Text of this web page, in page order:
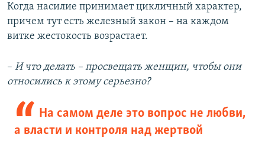
Когда насилие принимает цикличный характер,
причем тут есть железный закон – на каждом
витке жестокость возрастает.
– И что делать – просвещать женщин, чтобы они
относились к этому серьезно?
На самом деле это вопрос не любви,
а власти и контроля над жертвой